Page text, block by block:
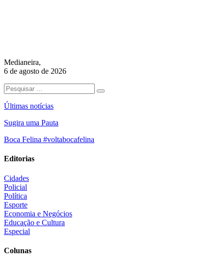
Medianeira,
6 de agosto de 2026
Últimas notícias
Sugira uma Pauta
Boca Felina #voltabocafelina
Editorias
Cidades
Policial
Política
Esporte
Economia e Negócios
Educação e Cultura
Especial
Colunas